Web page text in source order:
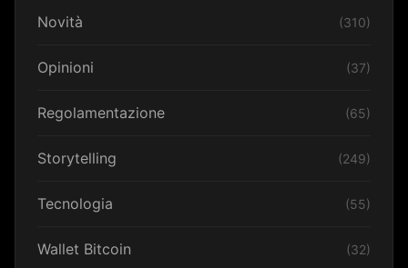
Novità (310)
Opinioni (37)
Regolamentazione (65)
Storytelling (249)
Tecnologia (55)
Wallet Bitcoin (32)